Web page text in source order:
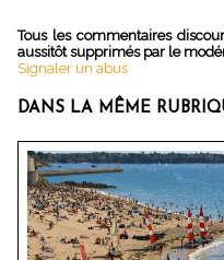
Tous les commentaires
aussitôt supprimés par le
Signaler un abus
DANS LA MÊME